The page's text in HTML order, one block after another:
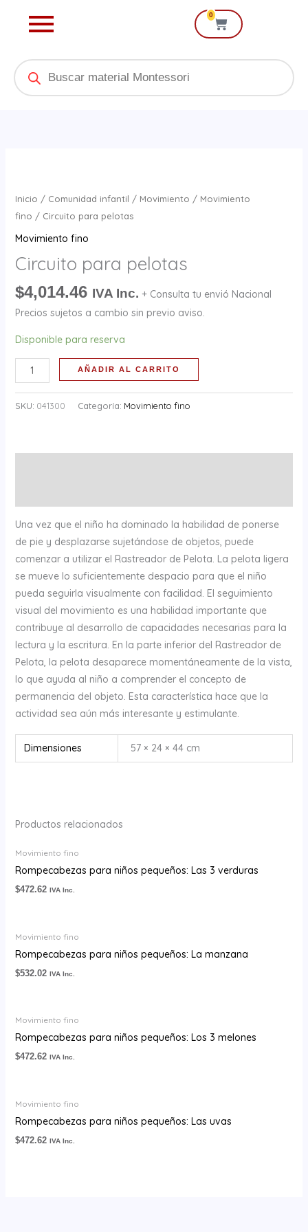
0
Cart
Products
search
Inicio / Comunidad infantil / Movimiento / Movimiento
fino / Circuito para pelotas
Movimiento fino
Circuito para pelotas
$4,014.46 IVA Inc. + Consulta tu envió Nacional
Precios sujetos a cambio sin previo aviso.
Disponible para reserva
pelotas
cantidad
AÑADIR AL CARRITO
SKU: 041300 Categoría: Movimiento fino
Una vez que el niño ha dominado la habilidad de ponerse
de pie y desplazarse sujetándose de objetos, puede
comenzar a utilizar el Rastreador de Pelota. La pelota ligera
se mueve lo suficientemente despacio para que el niño
pueda seguirla visualmente con facilidad. El seguimiento
visual del movimiento es una habilidad importante que
contribuye al desarrollo de capacidades necesarias para la
lectura y la escritura. En la parte inferior del Rastreador de
Pelota, la pelota desaparece momentáneamente de la vista,
lo que ayuda al niño a comprender el concepto de
permanencia del objeto. Esta característica hace que la
actividad sea aún más interesante y estimulante.
Dimensiones 57 × 24 × 44 cm
Productos relacionados
Movimiento fino
Rompecabezas para niños pequeños: Las 3 verduras
$472.62 IVA Inc.
Movimiento fino
Rompecabezas para niños pequeños: La manzana
$532.02 IVA Inc.
Movimiento fino
Rompecabezas para niños pequeños: Los 3 melones
$472.62 IVA Inc.
Movimiento fino
Rompecabezas para niños pequeños: Las uvas
$472.62 IVA Inc.